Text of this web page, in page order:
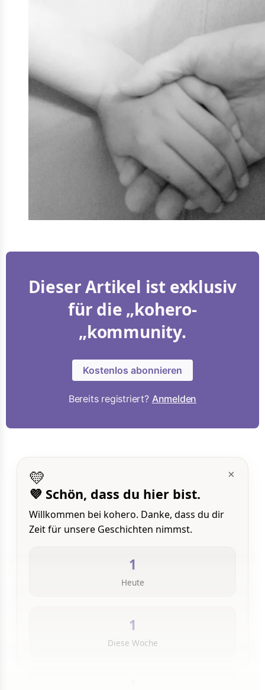
Dieser Artikel ist exklusiv
für die „kohero-
„kommunity.
Kostenlos abonnieren
Bereits registriert? Anmelden
×
💛
💜 Schön, dass du hier bist.
Willkommen bei kohero. Danke, dass du dir
Zeit für unsere Geschichten nimmst.
1
Heute
1
Diese Woche